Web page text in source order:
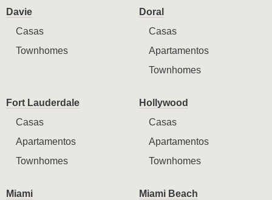
Davie
Casas
Townhomes
Doral
Casas
Apartamentos
Townhomes
Fort Lauderdale
Casas
Apartamentos
Townhomes
Hollywood
Casas
Apartamentos
Townhomes
Miami
Miami Beach